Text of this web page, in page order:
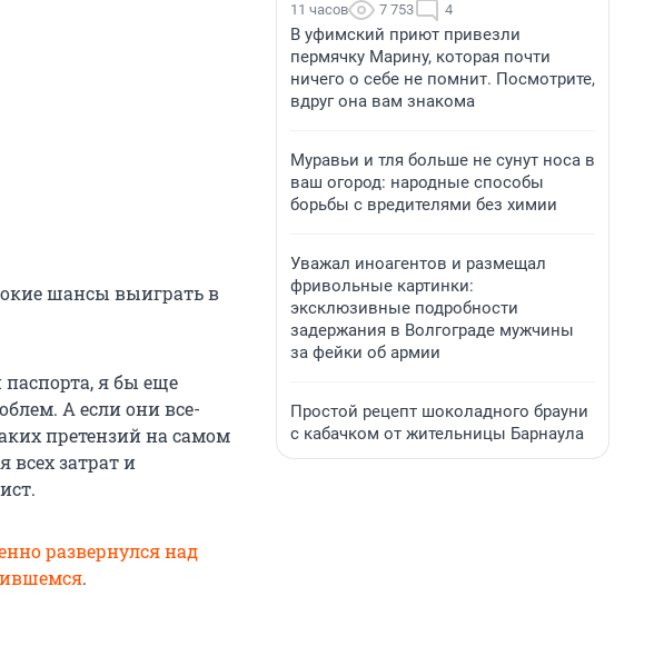
шансы выиграть в
я бы еще
А если они все-
претензий на самом
всех затрат и
развернулся над
.
11 часов 7 753 4
В уфимский приют привезли
пермячку Марину, которая почти
ничего о себе не помнит. Посмотрите,
вдруг она вам знакома
Муравьи и тля больше не сунут носа в
ваш огород: народные способы
борьбы с вредителями без химии
Уважал иноагентов и размещал
фривольные картинки:
эксклюзивные подробности
задержания в Волгограде мужчины
за фейки об армии
Простой рецепт шоколадного брауни
с кабачком от жительницы Барнаула